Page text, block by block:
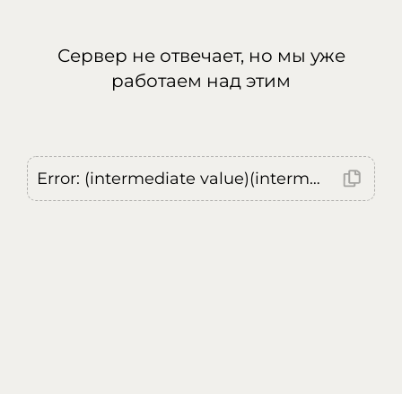
Сервер не отвечает, но мы уже
работаем над этим
Error: (intermediate value)(intermediate value)(intermediate value).replaceAll is not a function